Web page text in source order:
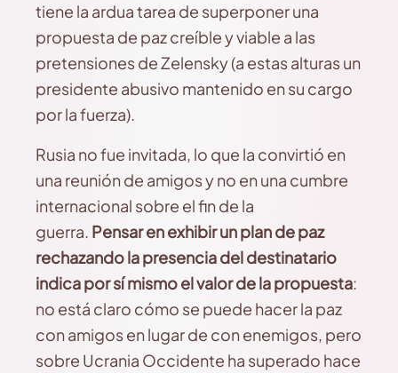
tiene la ardua tarea de superponer una
propuesta de paz creíble y viable a las
pretensiones de Zelensky (a estas alturas un
presidente abusivo mantenido en su cargo
por la fuerza).
Rusia no fue invitada, lo que la convirtió en
una reunión de amigos y no en una cumbre
internacional sobre el fin de la
guerra. Pensar en exhibir un plan de paz
rechazando la presencia del destinatario
indica por sí mismo el valor de la propuesta:
no está claro cómo se puede hacer la paz
con amigos en lugar de con enemigos, pero
sobre Ucrania Occidente ha superado hace